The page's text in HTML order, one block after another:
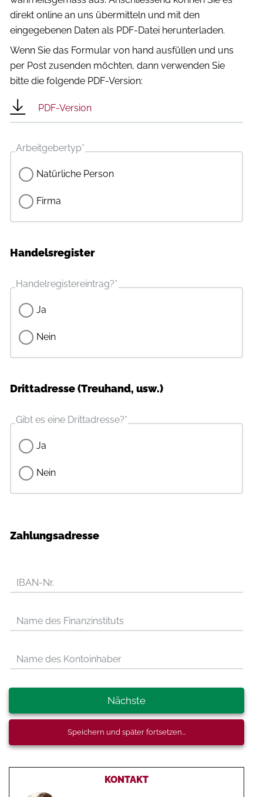
KONTAKT
direkt online an uns übermitteln und mit den
eingegebenen Daten als PDF-Datei herunterladen.
Wenn Sie das Formular von hand ausfüllen und uns
per Post zusenden möchten, dann verwenden Sie
bitte die folgende PDF-Version:
PDF-Version
Arbeitgebertyp*
Natürliche Person
Firma
Handelsregister
Handelregistereintrag?*
Ja
Nein
Drittadresse (Treuhand, usw.)
Gibt es eine Drittadresse?*
Ja
Nein
Zahlungsadresse
IBAN-Nr.
Name des Finanzinstituts
Name des Kontoinhaber
Speichern und später fortsetzen...
Nächste